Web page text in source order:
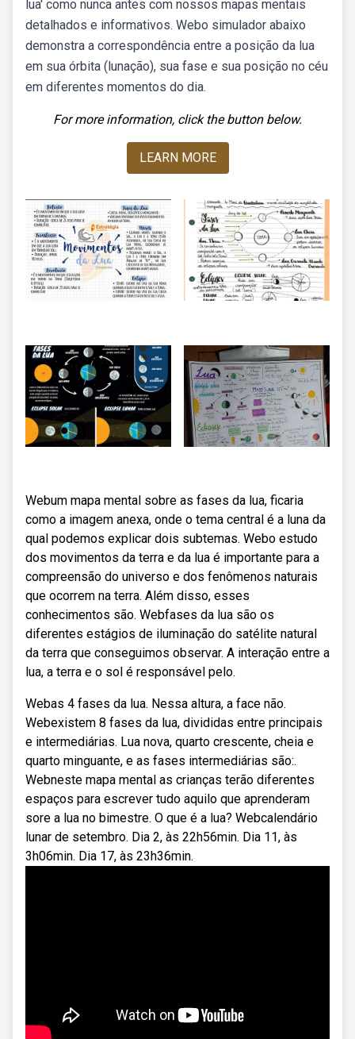
lua' como nunca antes com nossos mapas mentais
detalhados e informativos. Webo simulador abaixo
demonstra a correspondência entre a posição da lua
em sua órbita (lunação), sua fase e sua posição no céu
em diferentes momentos do dia.
For more information, click the button below.
LEARN MORE
Webum mapa mental sobre as fases da lua, ficaria
como a imagem anexa, onde o tema central é a luna da
qual podemos explicar dois subtemas. Webo estudo
dos movimentos da terra e da lua é importante para a
compreensão do universo e dos fenômenos naturais
que ocorrem na terra. Além disso, esses
conhecimentos são. Webfases da lua são os
diferentes estágios de iluminação do satélite natural
da terra que conseguimos observar. A interação entre a
lua, a terra e o sol é responsável pelo.
Webas 4 fases da lua. Nessa altura, a face não.
Webexistem 8 fases da lua, divididas entre principais
e intermediárias. Lua nova, quarto crescente, cheia e
quarto minguante, e as fases intermediárias são:.
Webneste mapa mental as crianças terão diferentes
espaços para escrever tudo aquilo que aprenderam
sore a lua no bimestre. O que é a lua? Webcalendário
lunar de setembro. Dia 2, às 22h56min. Dia 11, às
3h06min. Dia 17, às 23h36min.